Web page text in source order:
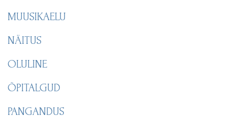
MUUSIKAELU
NÄITUS
OLULINE
ÕPITALGUD
PANGANDUS